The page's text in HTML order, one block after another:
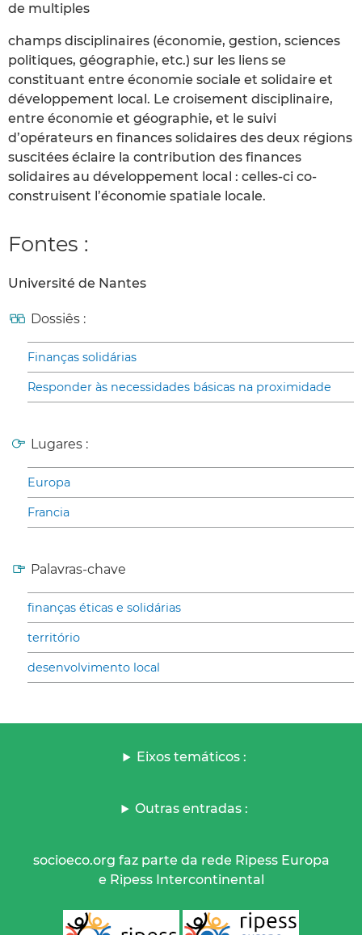
de multiples
champs disciplinaires (économie, gestion, sciences
politiques, géographie, etc.) sur les liens se
constituant entre économie sociale et solidaire et
développement local. Le croisement disciplinaire,
entre économie et géographie, et le suivi
d’opérateurs en finances solidaires des deux régions
suscitées éclaire la contribution des finances
solidaires au développement local : celles-ci co-
construisent l’économie spatiale locale.
Fontes :
Université de Nantes
Dossiês :
Finanças solidárias
Responder às necessidades básicas na proximidade
Lugares :
Europa
Francia
Palavras-chave
finanças éticas e solidárias
território
desenvolvimento local
Eixos temáticos :
Outras entradas :
socioeco.org faz parte da rede Ripess Europa
e Ripess Intercontinental